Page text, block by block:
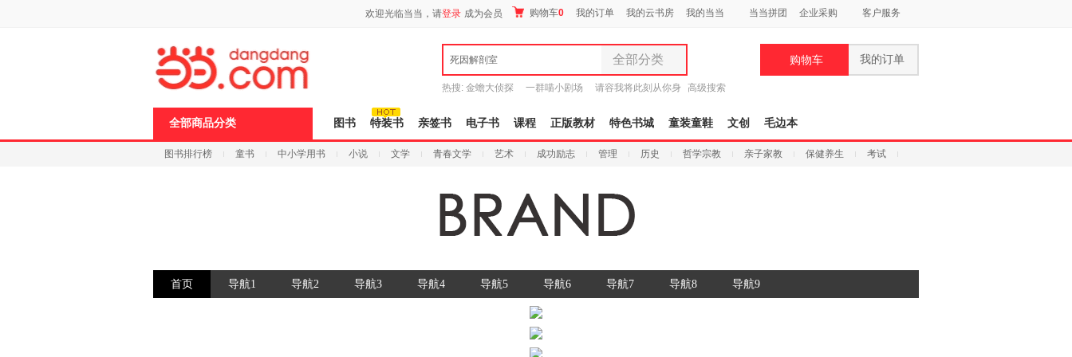
欢迎光临当当，请登录 成为会员 购物车0 我的订单 我的云书房 我的当当 当当拼团 企业采购 客户服务
死因解剖室 全部分类
全部分类
图书
电子书
音像
时尚美妆
母婴用品
玩具
热搜: 金蟾大侦探 一群喵小剧场
请容我将此刻从你身
高级搜索
购物车 我的订单
全部商品分类 图书 特装书 亲签书 电子书 课程 正版教材 特色书城 童装童鞋 文创 毛边本
图书排行榜 童书 中小学用书 小说 文学 青春文学 艺术 成功励志 管理 历史 哲学宗教 亲子家教 保健养生 考试
首页 导航1 导航2 导航3 导航4 导航5 导航6 导航7 导航8 导航9